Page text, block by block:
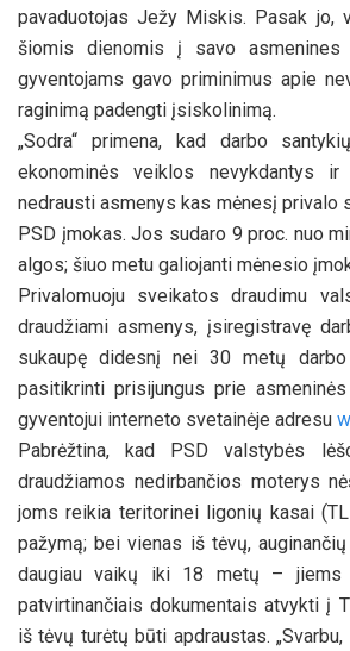
pavaduotojas Ježy Miskis. Pasak jo,
šiomis dienomis į savo asmenines
gyventojams gavo priminimus apie
raginimą padengti įsiskolinimą.
„Sodra“ primena, kad darbo
ekonominės veiklos nevykdantys
nedrausti asmenys kas mėnesį privalo
PSD įmokas. Jos sudaro 9 proc. nuo
algos; šiuo metu galiojanti mėnesio
Privalomuoju sveikatos draudimu
draudžiami asmenys, įsiregistravę
sukaupę didesnį nei 30 metų
pasitikrinti prisijungus prie asmeninės
gyventojui interneto svetainėje adresu
Pabrėžtina, kad PSD valstybės
draudžiamos nedirbančios moterys
joms reikia teritorinei ligonių kasai
pažymą; bei vienas iš tėvų,
daugiau vaikų iki 18 metų – jiems
patvirtinančiais dokumentais atvykti į
iš tėvų turėtų būti apdraustas.